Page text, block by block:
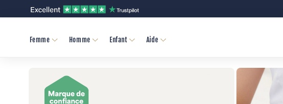
passer
contenu
Femme Homme Enfant Aide
informations
produits